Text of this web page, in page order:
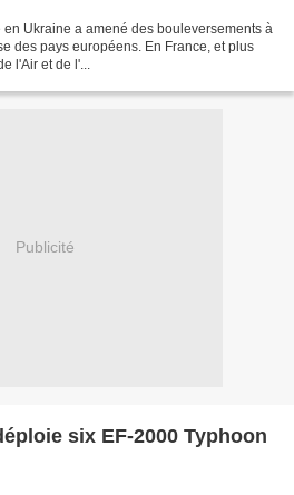
Ukraine a amené des bouleversements à
des pays européens. En France, et plus
l'Air et de l'...
Publicité
six EF-2000 Typhoon